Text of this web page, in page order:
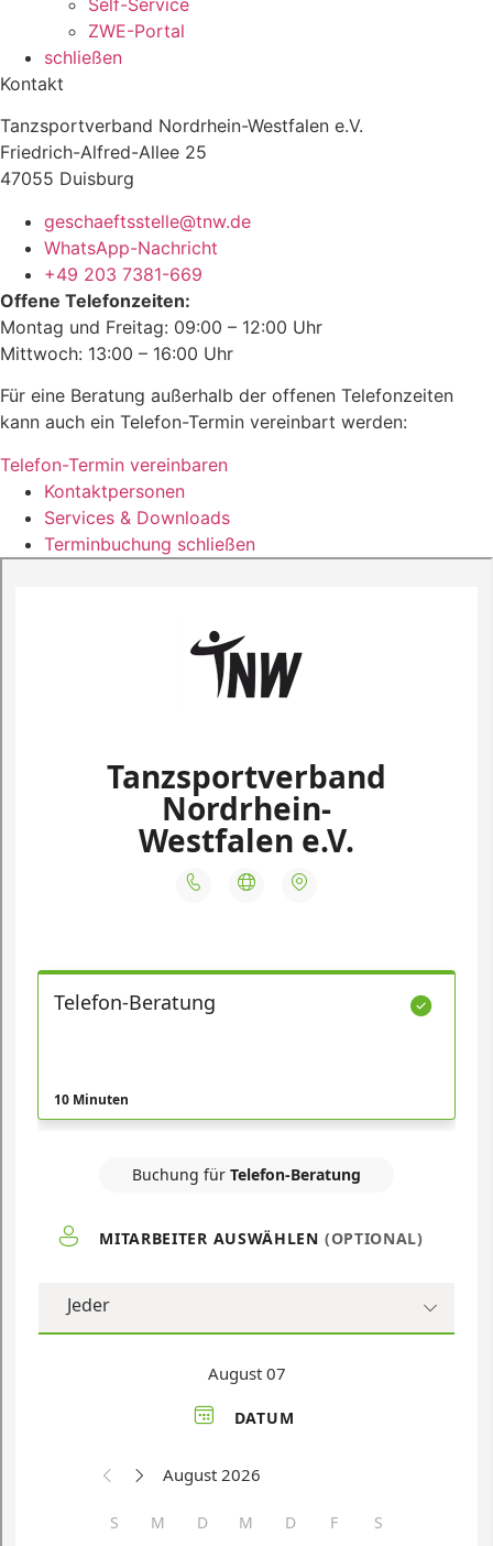
Self-Service
ZWE-Portal
schließen
Kontakt
Tanzsportverband Nordrhein-Westfalen e.V.
Friedrich-Alfred-Allee 25
47055 Duisburg
geschaeftsstelle@tnw.de
WhatsApp-Nachricht
+49 203 7381-669
Offene Telefonzeiten:
Montag und Freitag: 09:00 – 12:00 Uhr
Mittwoch: 13:00 – 16:00 Uhr
Für eine Beratung außerhalb der offenen Telefonzeiten
kann auch ein Telefon-Termin vereinbart werden:
Telefon-Termin vereinbaren
Kontaktpersonen
Services & Downloads
Terminbuchung schließen